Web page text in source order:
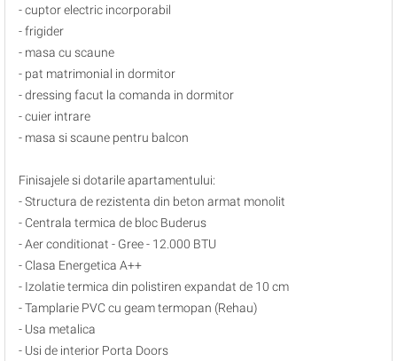
- cuptor electric incorporabil
- frigider
- masa cu scaune
- pat matrimonial in dormitor
- dressing facut la comanda in dormitor
- cuier intrare
- masa si scaune pentru balcon
Finisajele si dotarile apartamentului:
- Structura de rezistenta din beton armat monolit
- Centrala termica de bloc Buderus
- Aer conditionat - Gree - 12.000 BTU
- Clasa Energetica A++
- Izolatie termica din polistiren expandat de 10 cm
- Tamplarie PVC cu geam termopan (Rehau)
- Usa metalica
- Usi de interior Porta Doors